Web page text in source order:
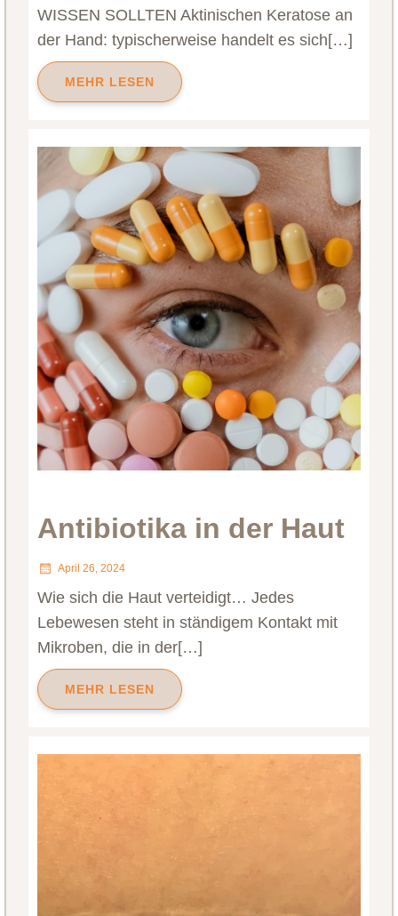
WISSEN SOLLTEN Aktinischen Keratose an
der Hand: typischerweise handelt es sich[…]
MEHR LESEN
Antibiotika in der Haut
April 26, 2024
Wie sich die Haut verteidigt… Jedes
Lebewesen steht in ständigem Kontakt mit
Mikroben, die in der[…]
MEHR LESEN